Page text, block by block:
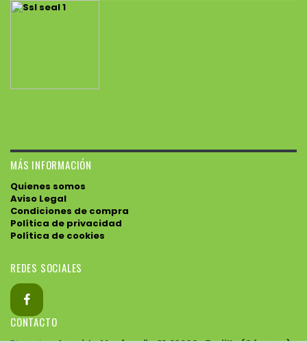
MÁS INFORMACIÓN
Quienes somos
Aviso Legal
Condiciones de compra
Política de privacidad
Política de cookies
REDES SOCIALES
CONTACTO